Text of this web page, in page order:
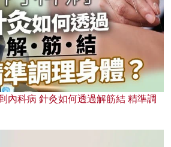
內科病 針灸如何透過解筋結 精準調